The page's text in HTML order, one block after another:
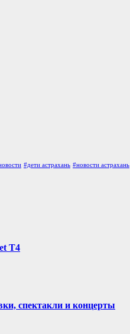
#дети астрахань #новости астрахань
T4
спектакли и концерты